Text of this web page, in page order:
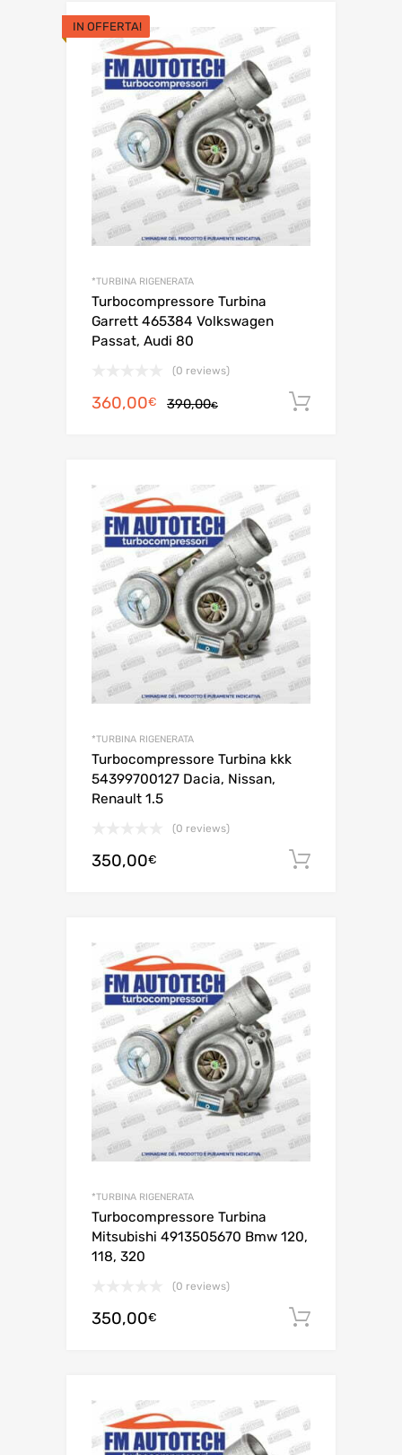
IN OFFERTA!
*TURBINA RIGENERATA
Turbocompressore Turbina
Garrett 465384 Volkswagen
Passat, Audi 80
(0 reviews)
390,00€Il
390,00€.
360,00€
Il
360,00€.
*TURBINA RIGENERATA
Turbocompressore Turbina kkk
54399700127 Dacia, Nissan,
Renault 1.5
(0 reviews)
350,00€
*TURBINA RIGENERATA
Turbocompressore Turbina
Mitsubishi 4913505670 Bmw 120,
118, 320
(0 reviews)
350,00€